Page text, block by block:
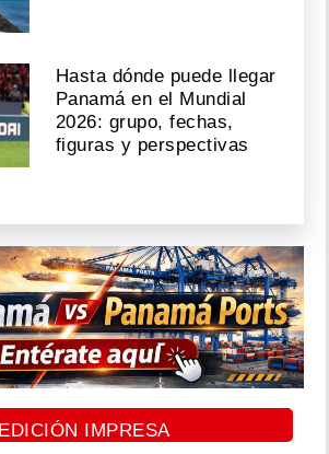
Hasta dónde puede llegar
Panamá en el Mundial
2026: grupo, fechas,
figuras y perspectivas
EDICIÓN IMPRESA